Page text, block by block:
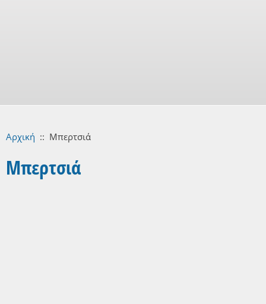
Αρχική :: Μπερτσιά
Μπερτσιά